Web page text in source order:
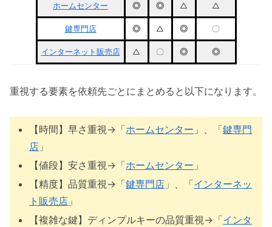
ホームセンター ◎ ◎ △ △
鍵専門店 ◎ △ ◎ 〇
インターネット販売店 △ 〇 ◎ ◎
重視する要素を依頼先ごとにまとめると以下になります。
【時間】早さ重視→「ホームセンター 」、「鍵専門
店 」
【値段】安さ重視→「ホームセンター 」
【精度】品質重視→「鍵専門店 」、「インターネッ
ト販売店 」
【複雑な鍵】ディンプルキーの品質重視→「インタ